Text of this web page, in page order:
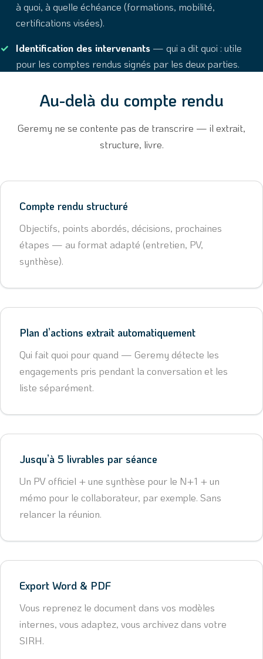
à quoi, à quelle échéance (formations, mobilité,
certifications visées).
Identification des intervenants — qui a dit quoi : utile
pour les comptes rendus signés par les deux parties.
Au-delà du compte rendu
Geremy ne se contente pas de transcrire — il extrait,
structure, livre.
Compte rendu structuré
Objectifs, points abordés, décisions, prochaines
étapes — au format adapté (entretien, PV,
synthèse).
Plan d’actions extrait automatiquement
Qui fait quoi pour quand — Geremy détecte les
engagements pris pendant la conversation et les
liste séparément.
Jusqu’à 5 livrables par séance
Un PV officiel + une synthèse pour le N+1 + un
mémo pour le collaborateur, par exemple. Sans
relancer la réunion.
Export Word & PDF
Vous reprenez le document dans vos modèles
internes, vous adaptez, vous archivez dans votre
SIRH.